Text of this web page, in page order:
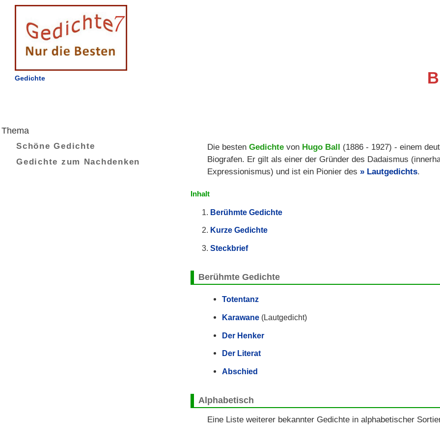
Gedichte
Thema
Schöne Gedichte
Gedichte zum Nachdenken
Die besten Gedichtevon Hugo Ball (1886 - 1927) - einem
Biografen. Er gilt als einer der Gründer des Dadaismus
Expressionismus) und ist ein Pionier des
Lautgedichts.
Inhalt
Berühmte Gedichte
Kurze Gedichte
Steckbrief
Berühmte Gedichte
Totentanz
Karawane (Lautgedicht)
Der Henker
Der Literat
Abschied
Alphabetisch
Eine Liste weiterer bekannter Gedichte in alphabetischer